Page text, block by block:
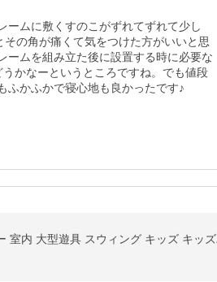
ームに敷くすのこがずれてずれて少し
の角が痛くて気をつけた方がいいと思
ムを組み立た後に設置する時に必要な
かなーというところですね。でも値段
ふかふかで寝心地も良かったです♪
室内 大型遊具 スウィング キッズ キッ